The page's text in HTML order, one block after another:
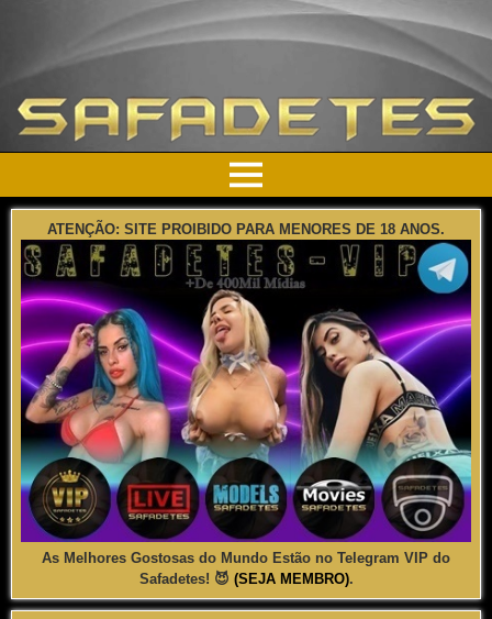
ATENÇÃO: SITE PROIBIDO PARA MENORES DE 18 ANOS.
As Melhores Gostosas do Mundo Estão no Telegram VIP do
Safadetes! 😈 (SEJA MEMBRO).